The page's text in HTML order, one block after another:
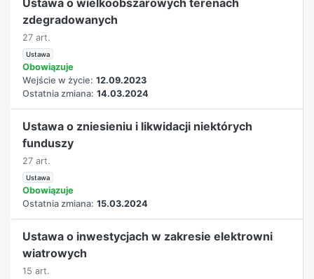
zdegradowanych
27 art.
Ustawa
Obowiązuje
Wejście w życie: 12.09.2023
Ostatnia zmiana: 14.03.2024
Ustawa o zniesieniu i likwidacji niektórych
funduszy
27 art.
Ustawa
Obowiązuje
Ostatnia zmiana: 15.03.2024
Ustawa o inwestycjach w zakresie elektrowni
wiatrowych
15 art.